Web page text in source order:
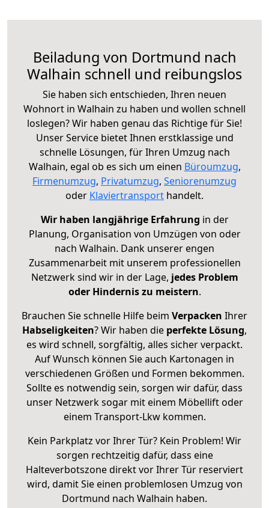
Beiladung von Dortmund nach
Walhain schnell und reibungslos
Sie haben sich entschieden, Ihren neuen
Wohnort in Walhain zu haben und wollen schnell
loslegen? Wir haben genau das Richtige für Sie!
Unser Service bietet Ihnen erstklassige und
schnelle Lösungen, für Ihren Umzug nach
Walhain, egal ob es sich um einen Büroumzug,
Firmenumzug, Privatumzug, Seniorenumzug
oder Klaviertransport handelt.
Wir haben langjährige Erfahrung in der
Planung, Organisation von Umzügen von oder
nach Walhain. Dank unserer engen
Zusammenarbeit mit unserem professionellen
Netzwerk sind wir in der Lage, jedes Problem
oder Hindernis zu meistern.
Brauchen Sie schnelle Hilfe beim Verpacken Ihrer
Habseligkeiten? Wir haben die perfekte Lösung,
es wird schnell, sorgfältig, alles sicher verpackt.
Auf Wunsch können Sie auch Kartonagen in
verschiedenen Größen und Formen bekommen.
Sollte es notwendig sein, sorgen wir dafür, dass
unser Netzwerk sogar mit einem Möbellift oder
einem Transport-Lkw kommen.
Kein Parkplatz vor Ihrer Tür? Kein Problem! Wir
sorgen rechtzeitig dafür, dass eine
Halteverbotszone direkt vor Ihrer Tür reserviert
wird, damit Sie einen problemlosen Umzug von
Dortmund nach Walhain haben.